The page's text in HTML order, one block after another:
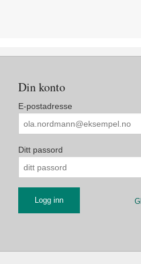
Din konto
E-postadresse
Ditt passord